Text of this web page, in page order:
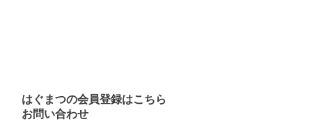
はぐまつの会員登録はこちら
お問い合わせ